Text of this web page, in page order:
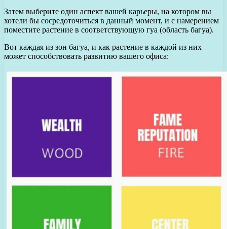
Затем выберите один аспект вашей карьеры, на котором вы
хотели бы сосредоточиться в данный момент, и с намерением
поместите растение в соответствующую гуа (область багуа).
Вот каждая из зон багуа, и как растение в каждой из них
может способствовать развитию вашего офиса: